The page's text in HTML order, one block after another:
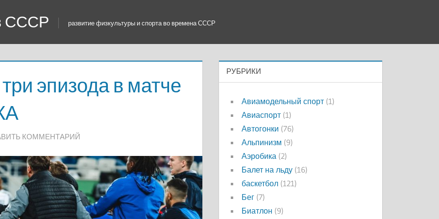
СССР развитие физкультуры и спорта во времена СССР
эпизода в матче
КОММЕНТАРИЙ
РУБРИКИ
Авиамодельный спорт (1)
Авиаспорт (1)
Автогонки (76)
Альпинизм (9)
Аэробика (2)
Балет на льду (16)
баскетбол (121)
Бег (7)
Биатлон (9)